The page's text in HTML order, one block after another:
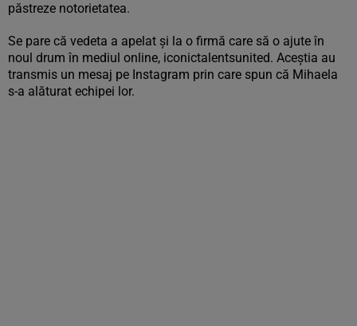
păstreze notorietatea.
Se pare că vedeta a apelat și la o firmă care să o ajute în
noul drum în mediul online, iconictalentsunited. Aceștia au
transmis un mesaj pe Instagram prin care spun că Mihaela
s-a alăturat echipei lor.